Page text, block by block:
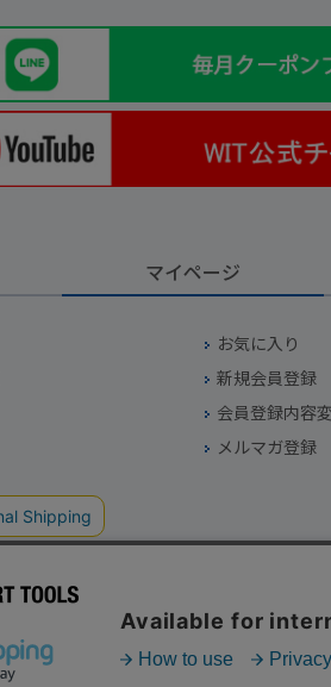
マイページ
お気に入り
新規会員登録
会員登録内容
メルマガ登録